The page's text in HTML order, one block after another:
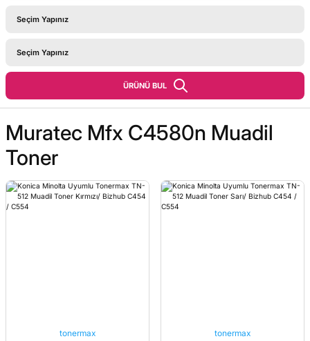
ÜRÜNÜ BUL
Muratec Mfx C4580n Muadil
Toner
tonermax tonermax